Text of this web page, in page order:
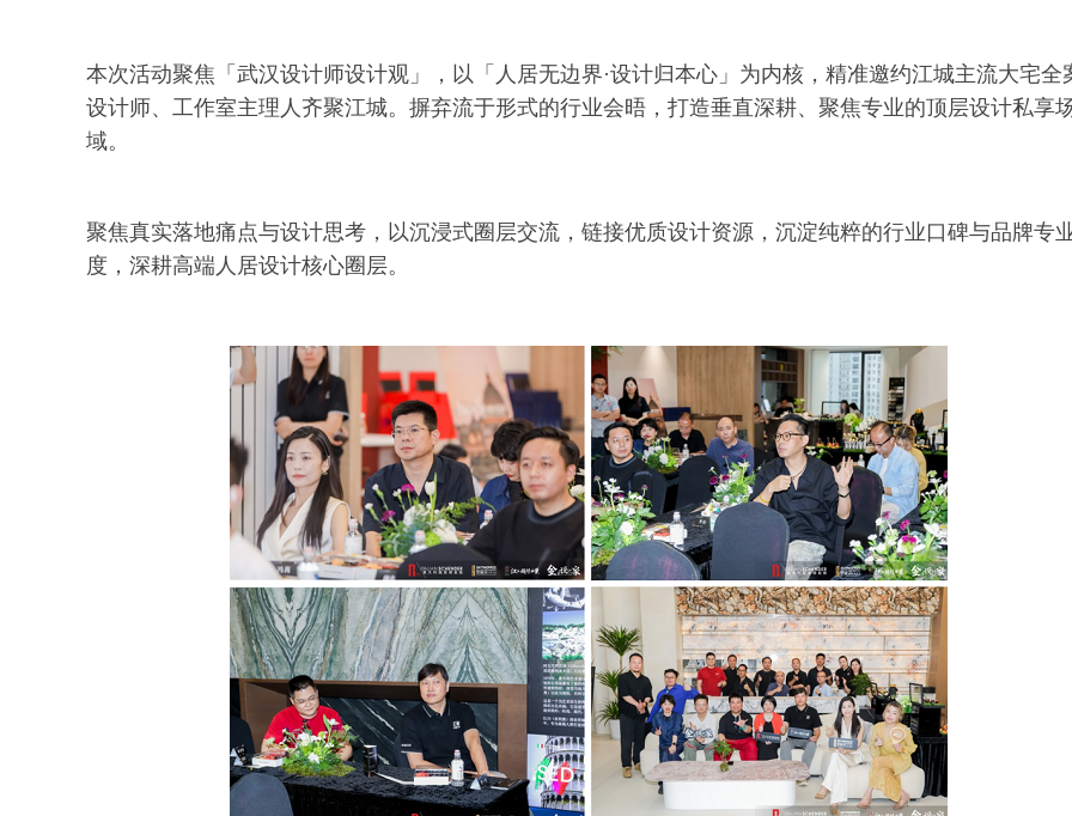
本次活动聚焦「武汉设计师设计观」，以「人居无边界·设计归本心」为内核，精准邀约江城主流大宅全
设计师、工作室主理人齐聚江城。摒弃流于形式的行业会晤，打造垂直深耕、聚焦专业的顶层设计私享
域。
聚焦真实落地痛点与设计思考，以沉浸式圈层交流，链接优质设计资源，沉淀纯粹的行业口碑与品牌专
度，深耕高端人居设计核心圈层。